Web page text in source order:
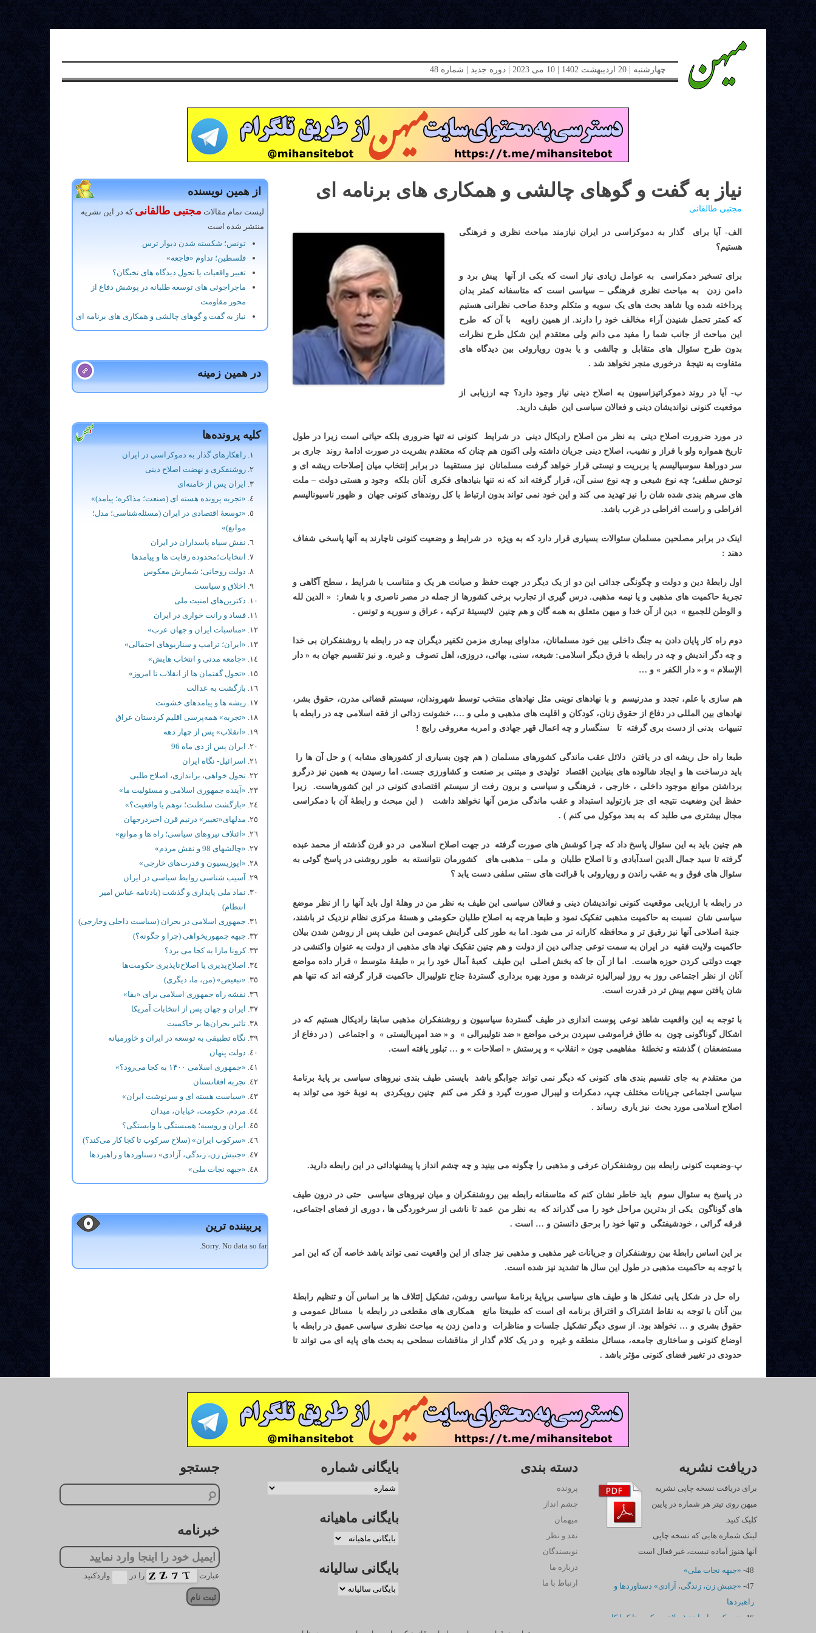
چهارشنبه | 20 اردیبهشت 1402 | 10 می 2023 | دوره جدید | شماره 48
نیاز به گفت و گوهای چالشی و همکاری های برنامه ای
مجتبی طالقانی
الف- آیا برای گذار به دموکراسی در ایران نیازمند مباحث نظری و فرهنگی
هستیم؟
برای تسخیر دمکراسی به عوامل زیادی نیاز است که یکی از آنها پیش برد و
دامن زدن به مباحث نظری فرهنگی – سیاسی
است که متاسفانه کمتر بدان
پرداخته شده ویا شاهد بحث های یک سویه و متکلم وحدۀ صاحب نظرانی هستیم
که کمتر تحمل شنیدن آراء مخالف خود را دارند. از همین زاویه با آن که طرح
این مباحث از جانب شما را مفید می دانم ولی معتقدم این شکل طرح نظرات
بدون طرح سئوال های متقابل و چالشی و یا بدون رویاروئی بین دیدگاه های
متفاوت به نتیجۀ درخوری منجر نخواهد شد .
ب- آیا در روند دموکراتیزاسیون به اصلاح دینی نیاز وجود دارد؟ چه ارزیابی از
موقعیت کنونی نواندیشان دینی و فعالان سیاسی این طیف دارید.
در مورد ضرورت اصلاح دینی به نظر من اصلاح رادیکال دینی در شرایط کنونی نه تنها ضروری بلکه حیاتی است زیرا در طول
تاریخ همواره ولو با فراز و نشیب، اصلاح دینی جریان داشته ولی اکنون هم چنان که معتقدم بشریت در صورت ادامۀ روند جاری بر
سر دوراهۀ سوسیالیسم یا بربریت و نیستی قرار خواهد گرفت مسلمانان نیز مستقیما در برابر إنتخاب میان إصلاحات ریشه ای و
توحش سلفی؛ چه نوع شیعی و چه نوع سنی آن، قرار گرفته اند که نه تنها بنیادهای فکری آنان بلکه وجود و هستی دولت – ملت
های سرهم بندی شده شان را نیز تهدید می کند و این خود نمی تواند بدون ارتباط با کل روندهای کنونی جهان و ظهور ناسیونالیسم
افراطی و راست افراطی در غرب باشد.
اینک در برابر مصلحین مسلمان سئوالات بسیاری قرار دارد که به ویژه در شرایط و وضعیت کنونی ناچارند به آنها پاسخی شفاف
دهند :
اول رابطۀ دین و دولت و چگونگی جدائی این دو از یک دیگر در جهت حفظ و صیانت هر یک و متناسب با شرایط ، سطح آگاهی و
تجربۀ حاکمیت های مذهبی و یا نیمه مذهبی. درس گیری از تجارب برخی کشورها از جمله در مصر ناصری و با شعار: « الدین لله
و الوطن للجمیع » دین از آن خدا و میهن متعلق به همه گان و هم چنین لائیسیتۀ ترکیه ، عراق و سوریه و تونس .
دوم راه کار پایان دادن به جنگ داخلی بین خود مسلمانان، مداوای بیماری مزمن تکفیر دیگران چه در رابطه با روشنفکران بی خدا
و چه دگر اندیش و چه در رابطه با فرق دیگر اسلامی: شیعه، سنی، بهائی، دروزی، اهل تصوف و غیره. و نیز تقسیم جهان به « دار
الإسلام » و « دار الکفر » و …
هم سازی با علم، تجدد و مدرنیسم و با نهادهای نوینی مثل نهادهای منتخب توسط شهروندان، سیستم قضائی مدرن، حقوق بشر،
نهادهای بین المللی در دفاع از حقوق زنان، کودکان و اقلیت های مذهبی و ملی و …، خشونت زدائی از فقه اسلامی چه در رابطه با
تنبیهات بدنی از دست بری گرفته تا سنگسار و چه اعمال قهر جهادی و امربه معروفی رایج !
طبعا راه حل ریشه ای در یافتن دلائل عقب ماندگی کشورهای مسلمان ( هم چون بسیاری از کشورهای مشابه ) و حل آن ها را
باید درساخت ها و ایجاد شالوده های بنیادین اقتصاد تولیدی و مبتنی بر صنعت و کشاورزی جست. اما رسیدن به همین نیز درگرو
برداشتن موانع موجود داخلی ، خارجی ، فرهنگی و سیاسی و برون رفت از سیستم اقتصادی کنونی در این کشورهاست. زیرا
حفظ این وضعیت نتیجه ای جز بازتولید استبداد و عقب ماندگی مزمن آنها نخواهد داشت ( این مبحث و رابطۀ آن با دمکراسی
مجال بیشتری می طلبد که به بعد موکول می کنم ) .
هم چنین باید به این سئوال پاسخ داد که چرا کوشش های صورت گرفته در جهت اصلاح اسلامی در دو قرن گذشته از محمد عبده
گرفته تا سید جمال الدین اسدآبادی و تا اصلاح طلبان و ملی – مذهبی های کشورمان نتوانسته به طور روشنی در پاسخ گوئی به
سئوال های فوق و به عقب راندن و رویاروئی با قرائت های سنتی سلفی دست یابد ؟
در رابطه با ارزیابی موقعیت کنونی نواندیشان دینی و فعالان سیاسی این طیف به نظر من در وهلۀ اول باید آنها را از نظر موضع
سیاسی شان نسبت به حاکمیت مذهبی تفکیک نمود و طبعا هرچه به اصلاح طلبان حکومتی و هستۀ مرکزی نظام نزدیک تر باشند،
جنبۀ اصلاحی آنها نیز رقیق تر و محافظه کارانه تر می شود. اما به طور کلی گرایش عمومی این طیف پس از روشن شدن بیلان
حاکمیت ولایت فقیه در ایران به سمت نوعی جدائی دین از دولت و هم چنین تفکیک نهاد های مذهبی از دولت به عنوان واکنشی در
جهت دولتی کردن حوزه هاست. اما از آن جا که بخش اصلی این طیف کعبۀ آمال خود را بر « طبقۀ متوسط » قرار داده مواضع
آنان از نظر اجتماعی روز به روز لیبرالیزه ترشده و مورد بهره برداری گستردۀ جناح نئولیبرال حاکمیت قرار گرفته اند که تنها هم
شان یافتن سهم بیش تر در قدرت است.
با توجه به این واقعیت شاهد نوعی پوست اندازی در طیف گستردۀ سیاسیون و روشنفکران مذهبی سابقا رادیکال هستیم که در
اشکال گوناگونی چون به طاق فراموشی سپردن برخی مواضع « ضد نئولیبرالی » و « ضد امپریالیستی » و اجتماعی ( در دفاع از
مستضعفان ) گذشته و تخطئۀ مفاهیمی چون « انقلاب » و پرستش « اصلاحات » و … تبلور یافته است.
من معتقدم به جای تقسیم بندی های کنونی که دیگر نمی تواند جوابگو باشد بایستی طیف بندی نیروهای سیاسی بر پایۀ برنامۀ
سیاسی اجتماعی جریانات مختلف چپ، دمکرات و لیبرال صورت گیرد و فکر می کنم چنین رویکردی به نوبۀ خود می تواند به
اصلاح اسلامی مورد بحث نیز یاری رساند .
پ-وضعیت کنونی رابطه بین روشنفکران عرفی و مذهبی را چگونه می بینید و چه چشم انداز یا پیشنهاداتی در این رابطه دارید.
در پاسخ به سئوال سوم باید خاطر نشان کنم که متاسفانه رابطه بین روشنفکران و میان نیروهای سیاسی حتی در درون طیف
های گوناگون یکی از بدترین مراحل خود را می گذراند که به نظر من عمد تا ناشی از سرخوردگی ها ، دوری از فضای اجتماعی،
فرقه گرائی ، خودشیفتگی و تنها خود را برحق دانستن و … است .
بر این اساس رابطۀ بین روشنفکران و جریانات غیر مذهبی و مذهبی نیز جدای از این واقعیت نمی تواند باشد خاصه آن که این امر
با توجه به حاکمیت مذهبی در طول این سال ها تشدید نیز شده است.
راه حل در شکل یابی تشکل ها و طیف های سیاسی برپایۀ برنامۀ سیاسی روشن، تشکیل إئتلاف ها بر اساس آن و تنظیم رابطۀ
بین آنان با توجه به نقاط اشتراک و افتراق برنامه ای است که طبیعتا مانع همکاری های مقطعی در رابطه با مسائل عمومی و
حقوق بشری و … نخواهد بود. از سوی دیگر تشکیل جلسات و مناظرات و دامن زدن به مباحث نظری سیاسی عمیق در رابطه با
اوضاع کنونی و ساختاری جامعه، مسائل منطقه و غیره و در یک کلام گذار از مناقشات سطحی به بحث های پایه ای می تواند تا
حدودی در تغییر فضای کنونی مؤثر باشد .
از همین نویسنده
لیست تمام مقالات مجتبی طالقانی که در این نشریه
منتشر شده است
تونس؛ شکسته شدن دیوار ترس
فلسطین؛ تداوم «فاجعه»
تغییر واقعیات یا تحول دیدگاه های نخبگان؟
ماجراجوئی های توسعه طلبانه در پوشش دفاع از
محور مقاومت
نیاز به گفت و گوهای چالشی و همکاری های برنامه ای
در همین زمینه
کلیه پرونده‌ها
راهکارهای گذار به دموکراسی در ایران
روشنفکری و نهضت اصلاح دینی
ایران پس از خامنه‌ای
«تجربه پرونده هسته ای (صنعت؛ مذاکره؛ پیامد)»
«توسعۀ اقتصادی در ایران (مسئله‌شناسی؛ مدل؛
موانع)»
نقش سپاه پاسداران در ایران
انتخابات؛محدوده رقابت ها و پيامدها
دولت روحانی؛ شمارش معکوس
اخلاق و سیاست
دکترین‌های امنیت ملی
فساد و رانت خواری در ایران
«مناسبات ایران و جهان عرب»
«ایران؛ ترامپ و سناریوهای احتمالی»
«جامعه مدنی و انتخاب هایش»
«تحول گفتمان ها از انقلاب تا امروز»
بازگشت به عدالت
ریشه ها و پیامدهای خشونت
«تجربه» همه‌پرسی اقلیم کردستان عراق
«انقلاب» پس از چهار دهه
ایران پس از دی ماه 96
اسرائیل- نگاه ایران
تحول خواهی، براندازی، اصلاح طلبی
«آینده جمهوری اسلامی و مسئولیت ما»
«بازگشت سلطنت؛ توهم یا واقعیت؟»
مدلهای«تغییر» درنیم قرن اخیردرجهان
«ائتلاف نیروهای سیاسی؛ راه ها و موانع»
«چالشهای 98 و نقش مردم»
«اپوزیسیون و قدرت‌های خارجی»
آسیب شناسی روابط سیاسی در ایران
نماد ملی پایداری و گذشت (یادنامه عباس امیر
انتظام)
جمهوری اسلامی در بحران (سیاست داخلی وخارجی)
جبهه جمهوریخواهی (چرا و چگونه؟)
کرونا مارا به کجا می برد؟
اصلاح‌پذیری یا اصلاح‌ناپذیری حکومت‌ها
«تبعیض» (من، ما، دیگری)
نقشه راه جمهوری اسلامی برای «بقا»
ایران و جهان پس از انتخابات آمریکا
تاثیر بحران‌ها بر حاکمیت
نگاه تطبیقی به توسعه در ایران و خاورمیانه
دولت پنهان
«جمهوری اسلامی ۱۴۰۰ به کجا می‌رود؟»
تجربه افغانستان
«سیاست هسته ای و سرنوشت ایران»
مردم، حکومت، خیابان، میدان
ایران و روسیه؛ همبستگی یا وابستگی؟
«سرکوب ایران» (سلاح سرکوب تا کجا کار می‌کند؟)
«جنبش زن، زندگی، آزادی» دستاوردها و راهبردها
«جبهه نجات ملی»
پربیننده ترین
Sorry. No data so far.
دریافت نشریه
برای دریافت نسخه چاپی نشریه
میهن روی تیتر هر شماره در پایین
کلیک کنید.
لینک شماره هایی که نسخه چاپی
آنها هنوز آماده نیست، غیر فعال است
48- «جبهه نجات ملی»
47- «جنبش زن، زندگی، آزادی» دستاوردها و
راهبردها
46-
«سرکوب ایران» (سلاح سرکوب تا کجا کار
دسته بندی
پرونده
چشم انداز
میهمان
نقد و نظر
نويسندگان
درباره ما
ارتباط با ما
بایگانی شماره
بایگانی ماهیانه
بایگانی سالیانه
جستجو
خبرنامه
عبارت را در واردکنید.